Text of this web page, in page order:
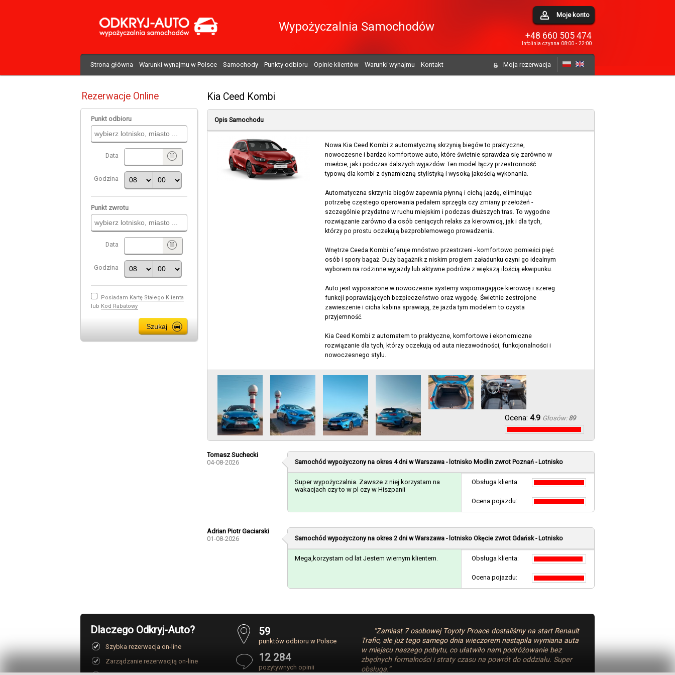
Wypożyczalnia Samochodów
Moje konto
+48 660 505 474
Infolinia czynna 08:00 - 22:00
Moja rezerwacja
Strona główna Warunki wynajmu w Polsce Samochody Punkty odbioru Opinie klientów Warunki wynajmu Kontakt
Rezerwacje Online
Punkt odbioru
Data
Godzina
Punkt zwrotu
Data
Godzina
Posiadam Kartę Stałego Klienta
lub Kod Rabatowy
Kia Ceed Kombi
Opis Samochodu
Nowa Kia Ceed Kombi z automatyczną skrzynią biegów to praktyczne,
nowoczesne i bardzo komfortowe auto, które świetnie sprawdza się zarówno w
mieście, jak i podczas dalszych wyjazdów. Ten model łączy przestronność
typową dla kombi z dynamiczną stylistyką i wysoką jakością wykonania.
Automatyczna skrzynia biegów zapewnia płynną i cichą jazdę, eliminując
potrzebę częstego operowania pedałem sprzęgła czy zmiany przełożeń -
szczególnie przydatne w ruchu miejskim i podczas dłuższych tras. To wygodne
rozwiązanie zarówno dla osób ceniących relaks za kierownicą, jak i dla tych,
którzy po prostu oczekują bezproblemowego prowadzenia.
Wnętrze Ceeda Kombi oferuje mnóstwo przestrzeni - komfortowo pomieści pięć
osób i spory bagaż. Duży bagażnik z niskim progiem załadunku czyni go idealnym
wyborem na rodzinne wyjazdy lub aktywne podróże z większą ilością ekwipunku.
Auto jest wyposażone w nowoczesne systemy wspomagające kierowcę i szereg
funkcji poprawiających bezpieczeństwo oraz wygodę. Świetnie zestrojone
zawieszenie i cicha kabina sprawiają, że jazda tym modelem to czysta
przyjemność.
Kia Ceed Kombi z automatem to praktyczne, komfortowe i ekonomiczne
rozwiązanie dla tych, którzy oczekują od auta niezawodności, funkcjonalności i
nowoczesnego stylu.
Ocena: 4.9 Głosów: 89
Tomasz Suchecki
04-08-2026
Samochód wypożyczony na okres 4 dni wWarszawa - lotnisko Modlin zwrot Poznań - Lotnisko
Super wypożyczalnia. Zawsze z niej korzystam na
wakacjach czy to w pl czy w Hiszpanii
Obsługa klienta:
Ocena pojazdu:
Adrian Piotr Gaciarski
01-08-2026
Samochód wypożyczony na okres 2 dni wWarszawa - lotnisko Okęcie zwrot Gdańsk - Lotnisko
Mega,korzystam od lat Jestem wiernym klientem. Obsługa klienta:
Ocena pojazdu:
Dlaczego Odkryj-Auto?
Szybka rezerwacja on-line
Zarządzanie rezerwacjią on-line
59
punktów odbioru w Polsce
12 284
pozytywnych opinii
“Zamiast 7 osobowej Toyoty Proace dostaliśmy na start Renault
Trafic, ale już tego samego dnia wieczorem nastąpiła wymiana auta
w miejscu naszego pobytu, co ułatwiło nam podróżowanie bez
zbędnych formalności i straty czasu na powrót do oddziału. Super
obsługa.”